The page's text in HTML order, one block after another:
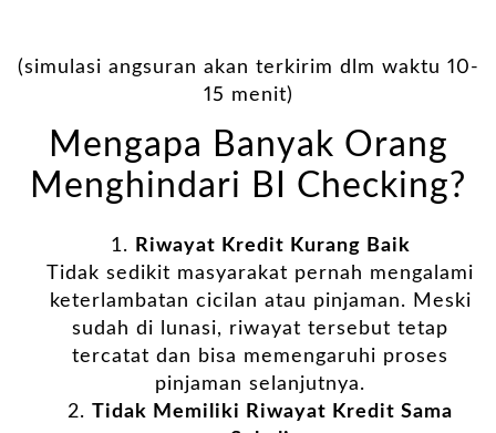
(simulasi angsuran akan terkirim dlm waktu 10-
15 menit)
Mengapa Banyak Orang
Menghindari BI Checking?
Riwayat Kredit Kurang Baik
Tidak sedikit masyarakat pernah mengalami
keterlambatan cicilan atau pinjaman. Meski
sudah di lunasi, riwayat tersebut tetap
tercatat dan bisa memengaruhi proses
pinjaman selanjutnya.
Tidak Memiliki Riwayat Kredit Sama